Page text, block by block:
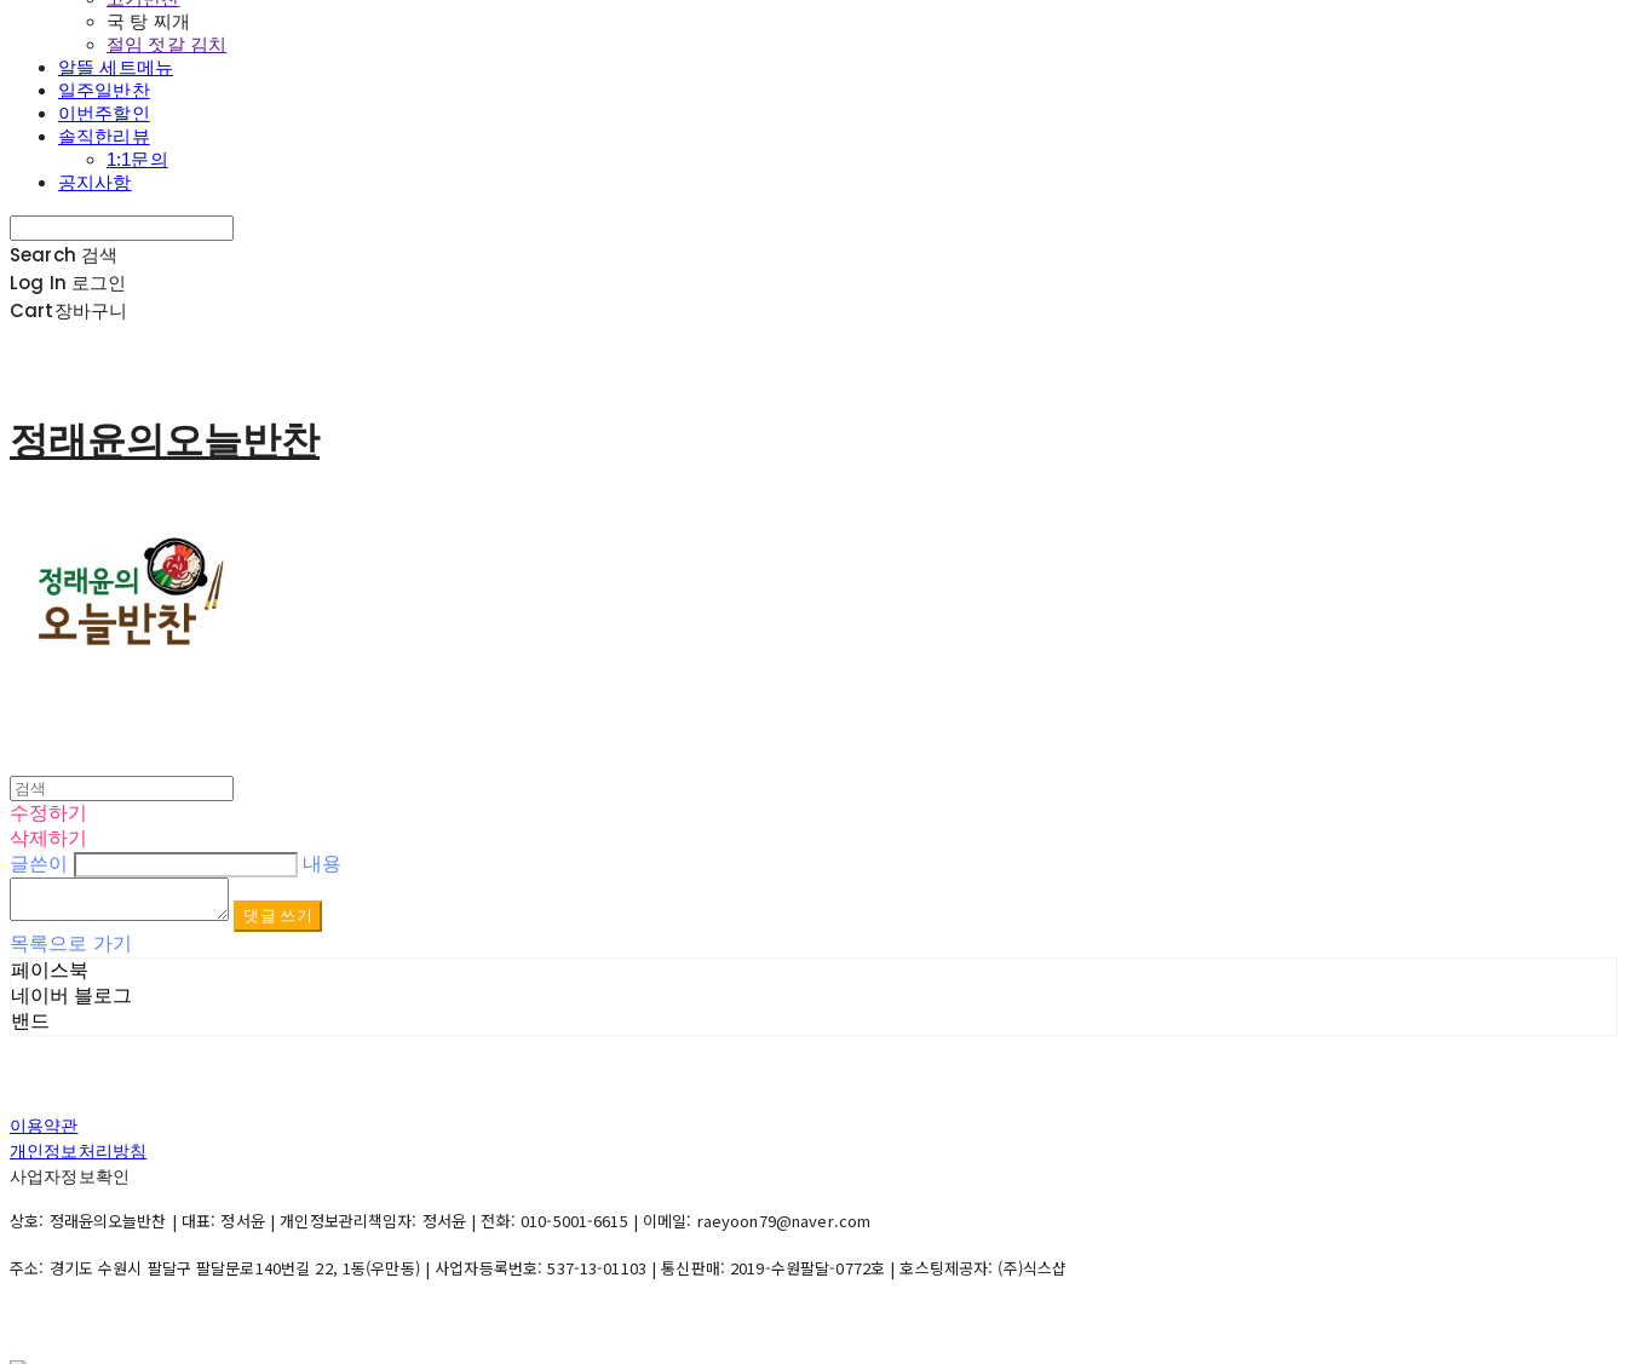
국 탕 찌개
절임 젓갈 김치
알뜰 세트메뉴
일주일반찬
이번주할인
솔직한리뷰
1:1문의
공지사항
Search 검색
Log In 로그인
Cart장바구니
정래윤의오늘반찬
수정하기
삭제하기
글쓴이
내용
댓글 쓰기
목록으로 가기
페이스북
네이버 블로그
밴드
이용약관
개인정보처리방침
사업자정보확인
상호: 정래윤의오늘반찬 | 대표: 정서윤 | 개인정보관리책임자: 정서윤 | 전화: 010-5001-6615 | 이메일: raeyoon79@naver.com
주소: 경기도 수원시 팔달구 팔달문로140번길 22, 1동(우만동) | 사업자등록번호:537-13-01103 | 통신판매: 2019-수원팔달-0772호 | 호스팅제공자: (주)식스샵